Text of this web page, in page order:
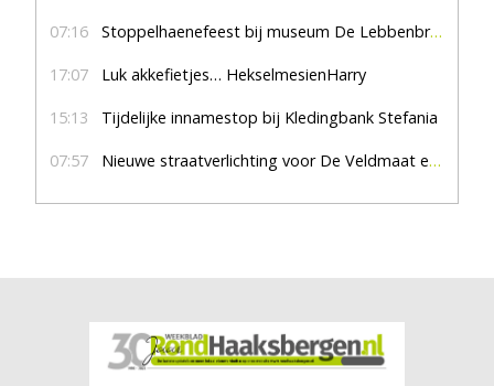
07:16 Stoppelhaenefeest bij museum De Lebbenbrugge
17:07 Luk akkefietjes… HekselmesienHarry
15:13 Tijdelijke innamestop bij Kledingbank Stefania
07:57 Nieuwe straatverlichting voor De Veldmaat en De Pas